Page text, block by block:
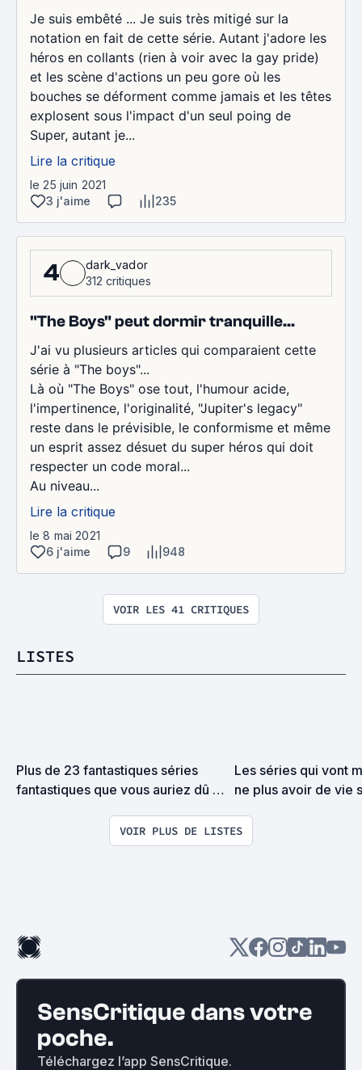
Je suis embêté ... Je suis très mitigé sur la
notation en fait de cette série. Autant j'adore les
héros en collants (rien à voir avec la gay pride)
et les scène d'actions un peu gore où les
bouches se déforment comme jamais et les têtes
explosent sous l'impact d'un seul poing de
Super, autant je...
Lire la critique
le 25 juin 2021
3 j'aime
235
4
dark_vador
312 critiques
"The Boys" peut dormir tranquille...
J'ai vu plusieurs articles qui comparaient cette
série à "The boys"...
Là où "The Boys" ose tout, l'humour acide,
l'impertinence, l'originalité, "Jupiter's legacy"
reste dans le prévisible, le conformisme et même
un esprit assez désuet du super héros qui doit
respecter un code moral...
Au niveau...
Lire la critique
le 8 mai 2021
6 j'aime
9 948
VOIR LES 41 CRITIQUES
LISTES
Plus de 23 fantastiques séries
fantastiques que vous auriez dû
Les séries qui vont
ne plus avoir de vie
VOIR PLUS DE LISTES
SensCritique dans votre
poche.
Téléchargez l’app SensCritique.